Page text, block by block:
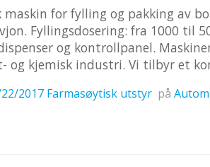
for fylling og pakking av
Fyllingsdosering: fra 1000 til
og kontrollpanel.
og kjemisk industri. Vi tilbyr et
2017 Farmasøytisk utstyr på